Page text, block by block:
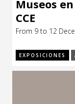
Museos
CCE
From 9 to 12
EXPOSICIONES